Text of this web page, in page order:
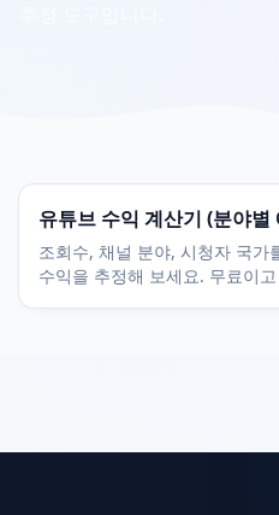
유튜브 수익 계산기 (분야별
조회수, 채널 분야, 시청자 국가
수익을 추정해 보세요. 무료이